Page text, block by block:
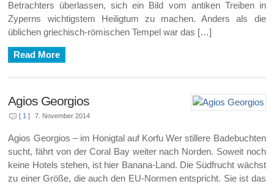
Betrachters überlassen, sich ein Bild vom antiken Treiben in
Zyperns wichtigstem Heiligtum zu machen. Anders als die
üblichen griechisch-römischen Tempel war das […]
Read More
Agios Georgios
[ 1 ] 7. November 2014
Agios Georgios – im Honigtal auf Korfu Wer stillere Badebuchten
sucht, fährt von der Coral Bay weiter nach Norden. Soweit noch
keine Hotels stehen, ist hier Banana-Land. Die Südfrucht wächst
zu einer Größe, die auch den EU-Normen entspricht. Sie ist das